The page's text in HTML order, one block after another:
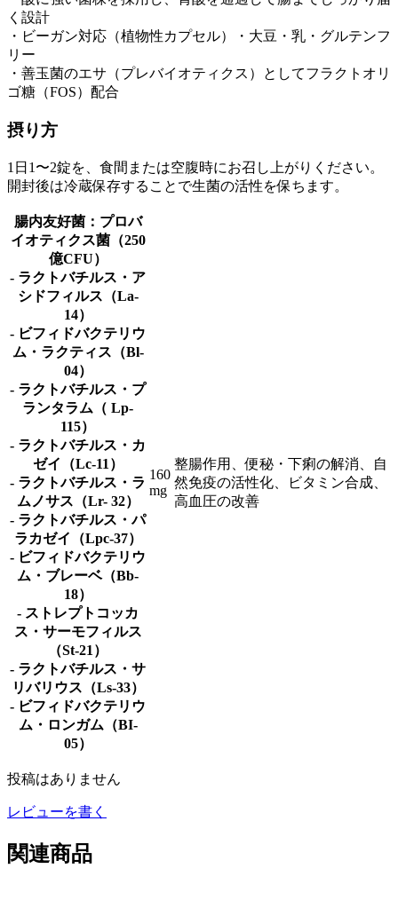
く設計
・ビーガン対応（植物性カプセル）・大豆・乳・グルテンフ
リー
・善玉菌のエサ（プレバイオティクス）としてフラクトオリ
ゴ糖（FOS）配合
摂り方
1日1〜2錠を、食間または空腹時にお召し上がりください。
開封後は冷蔵保存することで生菌の活性を保ちます。
腸内友好菌：プロバ
イオティクス菌（250
億CFU）
- ラクトバチルス・ア
シドフィルス（La-
14）
- ビフィドバクテリウ
ム・ラクティス（Bl-
04）
- ラクトバチルス・プ
ランタラム（ Lp-
115）
- ラクトバチルス・カ
ゼイ（Lc-11）
- ラクトバチルス・ラ
ムノサス（Lr- 32）
- ラクトバチルス・パ
ラカゼイ（Lpc-37）
- ビフィドバクテリウ
ム・ブレーベ（Bb-
18）
- ストレプトコッカ
ス・サーモフィルス
（St-21）
- ラクトバチルス・サ
リバリウス（Ls-33）
- ビフィドバクテリウ
ム・ロンガム（BI-
05）
160
mg
整腸作用、便秘・下痢の解消、自
然免疫の活性化、ビタミン合成、
高血圧の改善
投稿はありません
レビューを書く
関連商品